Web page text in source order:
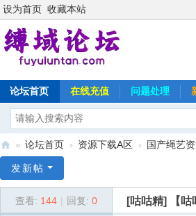
设为首页 收藏本站
论坛首页 在线充值 问题处理
域
» 论坛首页 › 资源下载A区 › 国产绳艺
发新帖
查看: 144 回复: 0 [咕咕精] 【